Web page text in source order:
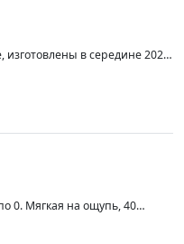
в середине 2025
0. Мягкая на ощупь, 40